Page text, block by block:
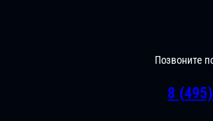
Позвоните
8